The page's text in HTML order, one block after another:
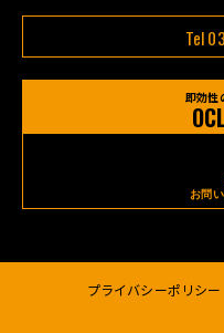
Tel
即効性
お問
プライバシーポリシー